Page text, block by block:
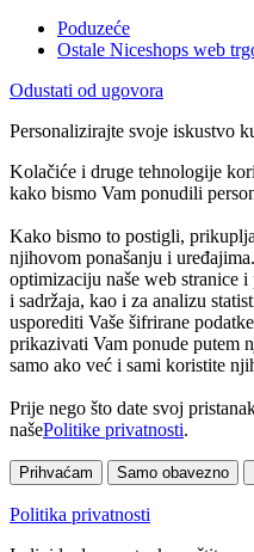
Poduzeće
Ostale Niceshops web
Odustati od ugovora
Personalizirajte svoje iskustvo
Kolačiće i druge tehnologije
kako bismo Vam ponudili
Kako bismo to postigli,
njihovom ponašanju i
optimizaciju naše web stranice
i sadržaja, kao i za analizu
usporediti Vaše šifrirane
prikazivati Vam ponude putem
samo ako već i sami koristite
Prije nego što date svoj
našePolitike privatnosti.
Prihvaćam Samo obavezno
Politika privatnosti